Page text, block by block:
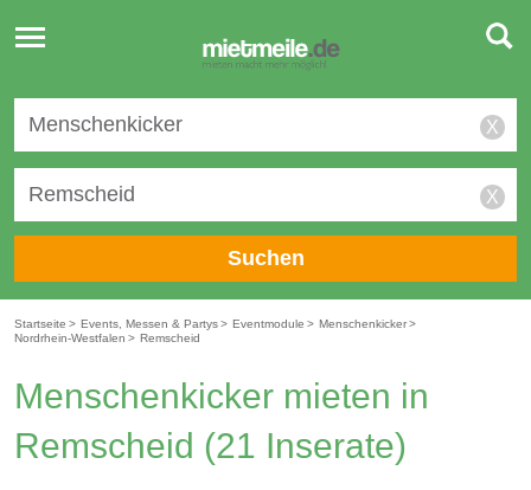
Toggle
navigation
X
X
Suchen
Startseite > Events, Messen & Partys> Eventmodule > Menschenkicker>
Nordrhein-Westfalen > Remscheid
Menschenkicker mieten in
Remscheid (21 Inserate)